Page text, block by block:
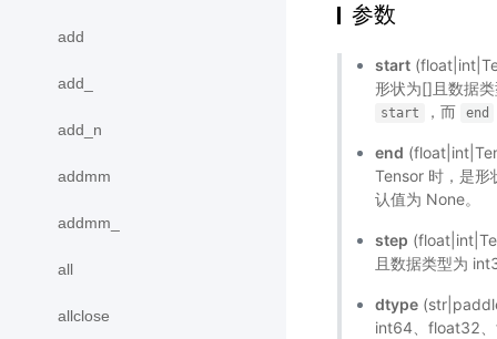
add
add_
add_n
addmm
addmm_
all
allclose
参数
start
形状为[]且数据
start ，而 end
end
Tensor 时，是
认值为 None。
step
且数据类型为
dtype
int64、float32、